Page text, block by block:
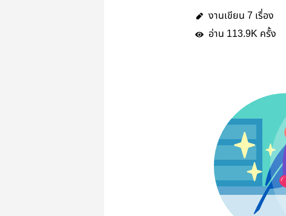
งานเขียน 7 เรื่อง
อ่าน 113.9K ครั้ง